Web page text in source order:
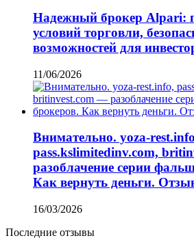
Надежный брокер Alpari:
условий торговли,
возможностей для
11/06/2026
Внимательно. yoza-
pass.kslimitedinv.com,
разоблачение серии
Как вернуть деньги.
16/03/2026
Последние отзывы